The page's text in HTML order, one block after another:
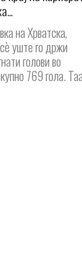
на Хрватска,
уште го држи
голови во
769 гола.